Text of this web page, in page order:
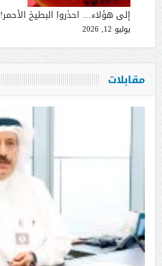
إلى هؤلاء… احذروا البطيخ الأحمر!
يوليو 12, 2026
مقابلات